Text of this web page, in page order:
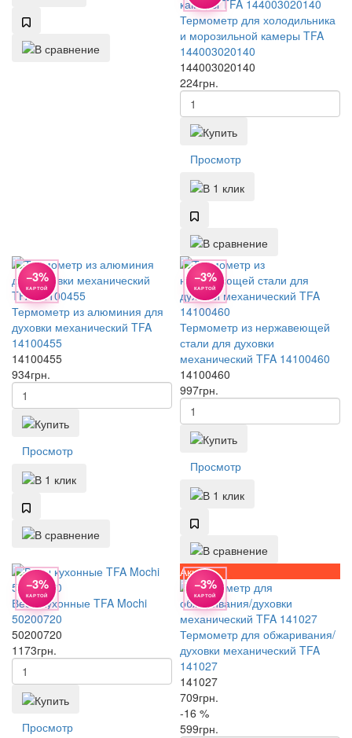
Термометр для холодильника
и морозильной камеры TFA
144003020140
144003020140
224грн.
Просмотр
−3%
КАРТОЙ
Термометр из алюминия для
духовки механический TFA
14100455
14100455
934грн.
Просмотр
−3%
КАРТОЙ
Термометр из нержавеющей
стали для духовки
механический TFA 14100460
14100460
997грн.
Просмотр
−3%
КАРТОЙ
Весы кухонные TFA Mochi
50200720
50200720
1173грн.
Просмотр
Акция
−3%
КАРТОЙ
Термометр для обжаривания/
духовки механический TFA
141027
141027
709грн.
-16 %
599грн.